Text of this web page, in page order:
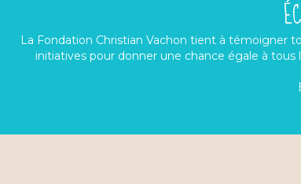
La Fondation Christian Vachon tient à témoigner
initiatives pour donner une chance égale à tous